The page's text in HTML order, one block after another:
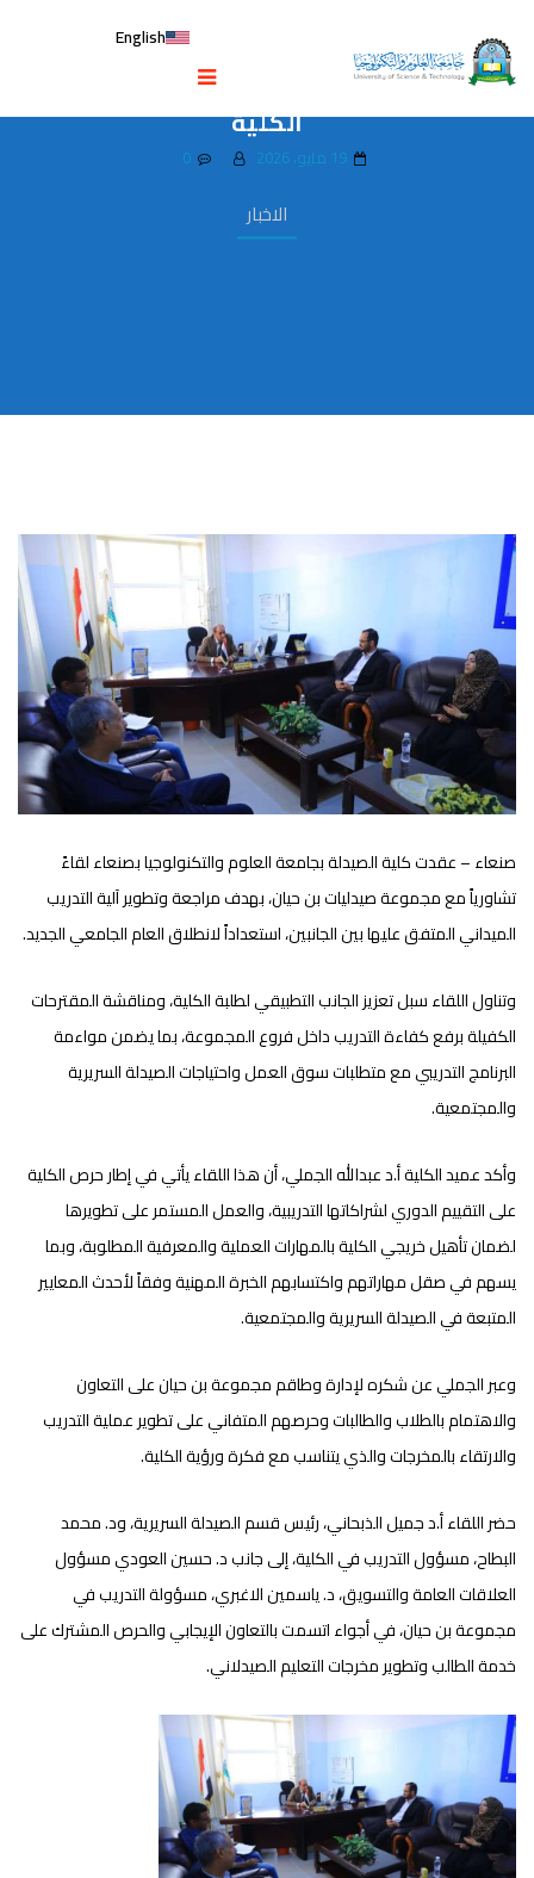
English
الاخبار
كلية الصيدلة تعقد لقاءً تشاورياً مع
مجموعة بن حيان لتطوير آلية التدريب لطلبة
الكلية
19 مايو، 2026 0
صنعاء – عقدت كلية الصيدلة بجامعة العلوم والتكنولوجيا بصنعاء لقاءً
تشاورياً مع مجموعة صيدليات بن حيان، بهدف مراجعة وتطوير آلية التدريب
الميداني المتفق عليها بين الجانبين، استعداداً لانطلاق العام الجامعي الجديد.
وتناول اللقاء سبل تعزيز الجانب التطبيقي لطلبة الكلية، ومناقشة المقترحات
الكفيلة برفع كفاءة التدريب داخل فروع المجموعة، بما يضمن مواءمة
البرنامج التدريبي مع متطلبات سوق العمل واحتياجات الصيدلة السريرية
والمجتمعية.
وأكد عميد الكلية أ.د عبدالله الجملي، أن هذا اللقاء يأتي في إطار حرص الكلية
على التقييم الدوري لشراكاتها التدريبية، والعمل المستمر على تطويرها
لضمان تأهيل خريجي الكلية بالمهارات العملية والمعرفية المطلوبة، وبما
يسهم في صقل مهاراتهم واكتسابهم الخبرة المهنية وفقاً لأحدث المعايير
المتبعة في الصيدلة السريرية والمجتمعية.
وعبر الجملي عن شكره لإدارة وطاقم مجموعة بن حيان على التعاون
والاهتمام بالطلاب والطالبات وحرصهم المتفاني على تطوير عملية التدريب
والارتقاء بالمخرجات والذي يتناسب مع فكرة ورؤية الكلية.
حضر اللقاء أ.د جميل الذبحاني، رئيس قسم الصيدلة السريرية، ود. محمد
البطاح، مسؤول التدريب في الكلية، إلى جانب د. حسين العودي مسؤول
العلاقات العامة والتسويق، د. ياسمين الاغبري، مسؤولة التدريب في
مجموعة بن حيان، في أجواء اتسمت بالتعاون الإيجابي والحرص المشترك على
خدمة الطالب وتطوير مخرجات التعليم الصيدلاني.